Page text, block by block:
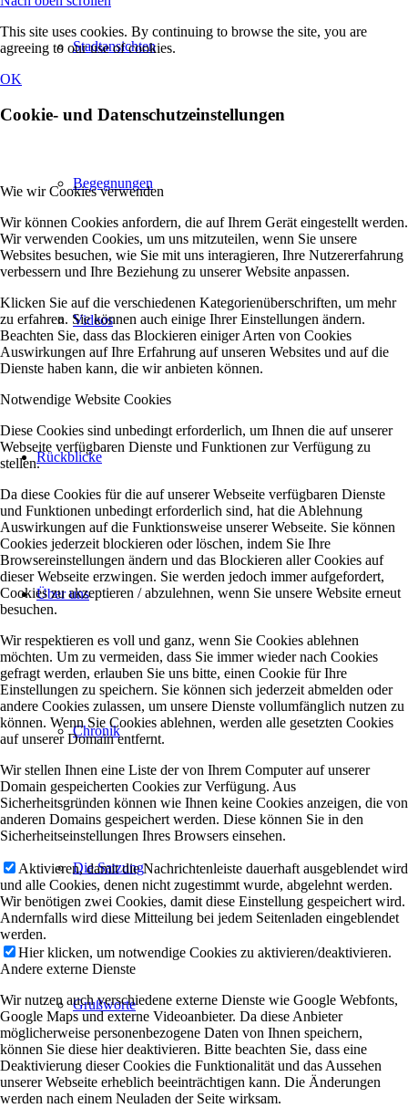
Stadtansichten
Begegnungen
Videos
Rückblicke
Über uns
Chronik
Die Satzung
Grußworte
This site uses cookies. By continuing to browse the site, you are
agreeing to our use of cookies.
OK
Cookie- und Datenschutzeinstellungen
Wie wir Cookies verwenden
Wir können Cookies anfordern, die auf Ihrem Gerät eingestellt werden.
Wir verwenden Cookies, um uns mitzuteilen, wenn Sie unsere
Websites besuchen, wie Sie mit uns interagieren, Ihre Nutzererfahrung
verbessern und Ihre Beziehung zu unserer Website anpassen.
Klicken Sie auf die verschiedenen Kategorienüberschriften, um mehr
zu erfahren. Sie können auch einige Ihrer Einstellungen ändern.
Beachten Sie, dass das Blockieren einiger Arten von Cookies
Auswirkungen auf Ihre Erfahrung auf unseren Websites und auf die
Dienste haben kann, die wir anbieten können.
Notwendige Website Cookies
Diese Cookies sind unbedingt erforderlich, um Ihnen die auf unserer
Webseite verfügbaren Dienste und Funktionen zur Verfügung zu
stellen.
Da diese Cookies für die auf unserer Webseite verfügbaren Dienste
und Funktionen unbedingt erforderlich sind, hat die Ablehnung
Auswirkungen auf die Funktionsweise unserer Webseite. Sie können
Cookies jederzeit blockieren oder löschen, indem Sie Ihre
Browsereinstellungen ändern und das Blockieren aller Cookies auf
dieser Webseite erzwingen. Sie werden jedoch immer aufgefordert,
Cookies zu akzeptieren / abzulehnen, wenn Sie unsere Website erneut
besuchen.
Wir respektieren es voll und ganz, wenn Sie Cookies ablehnen
möchten. Um zu vermeiden, dass Sie immer wieder nach Cookies
gefragt werden, erlauben Sie uns bitte, einen Cookie für Ihre
Einstellungen zu speichern. Sie können sich jederzeit abmelden oder
andere Cookies zulassen, um unsere Dienste vollumfänglich nutzen zu
können. Wenn Sie Cookies ablehnen, werden alle gesetzten Cookies
auf unserer Domain entfernt.
Wir stellen Ihnen eine Liste der von Ihrem Computer auf unserer
Domain gespeicherten Cookies zur Verfügung. Aus
Sicherheitsgründen können wie Ihnen keine Cookies anzeigen, die von
anderen Domains gespeichert werden. Diese können Sie in den
Sicherheitseinstellungen Ihres Browsers einsehen.
Aktivieren, damit die Nachrichtenleiste dauerhaft ausgeblendet wird
und alle Cookies, denen nicht zugestimmt wurde, abgelehnt werden.
Wir benötigen zwei Cookies, damit diese Einstellung gespeichert wird.
Andernfalls wird diese Mitteilung bei jedem Seitenladen eingeblendet
werden.
Hier klicken, um notwendige Cookies zu aktivieren/deaktivieren.
Andere externe Dienste
Wir nutzen auch verschiedene externe Dienste wie Google Webfonts,
Google Maps und externe Videoanbieter. Da diese Anbieter
möglicherweise personenbezogene Daten von Ihnen speichern,
können Sie diese hier deaktivieren. Bitte beachten Sie, dass eine
Deaktivierung dieser Cookies die Funktionalität und das Aussehen
unserer Webseite erheblich beeinträchtigen kann. Die Änderungen
werden nach einem Neuladen der Seite wirksam.